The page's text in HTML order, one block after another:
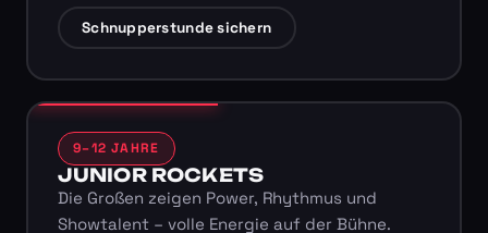
Schnupperstunde sichern
9–12 JAHRE
JUNIOR ROCKETS
Die Großen zeigen Power, Rhythmus und
Showtalent – volle Energie auf der Bühne.